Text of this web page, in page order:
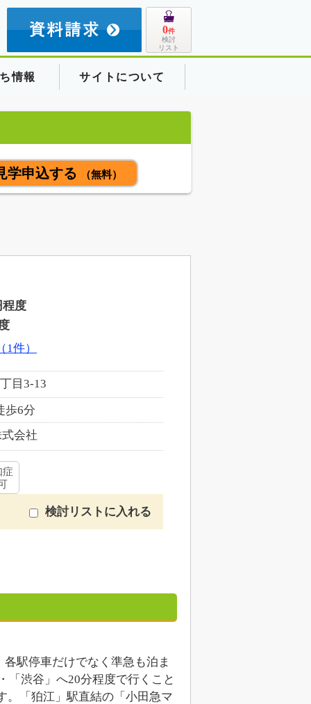
0件
検討
リスト
情報 サイトについて
学申込する （無料）
程度
件）
目3-13
歩6分
会社
症
検討リストに入れる
駅停車だけでなく準急も泊ま
「渋谷」へ20分程度で行くこと
。「狛江」駅直結の「小田急マ